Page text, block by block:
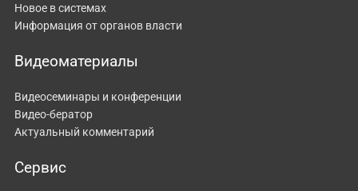
Новое в системах
Информация от органов власти
Видеоматериалы
Видеосеминары и конференции
Видео-бератор
Актуальный комментарий
Сервис